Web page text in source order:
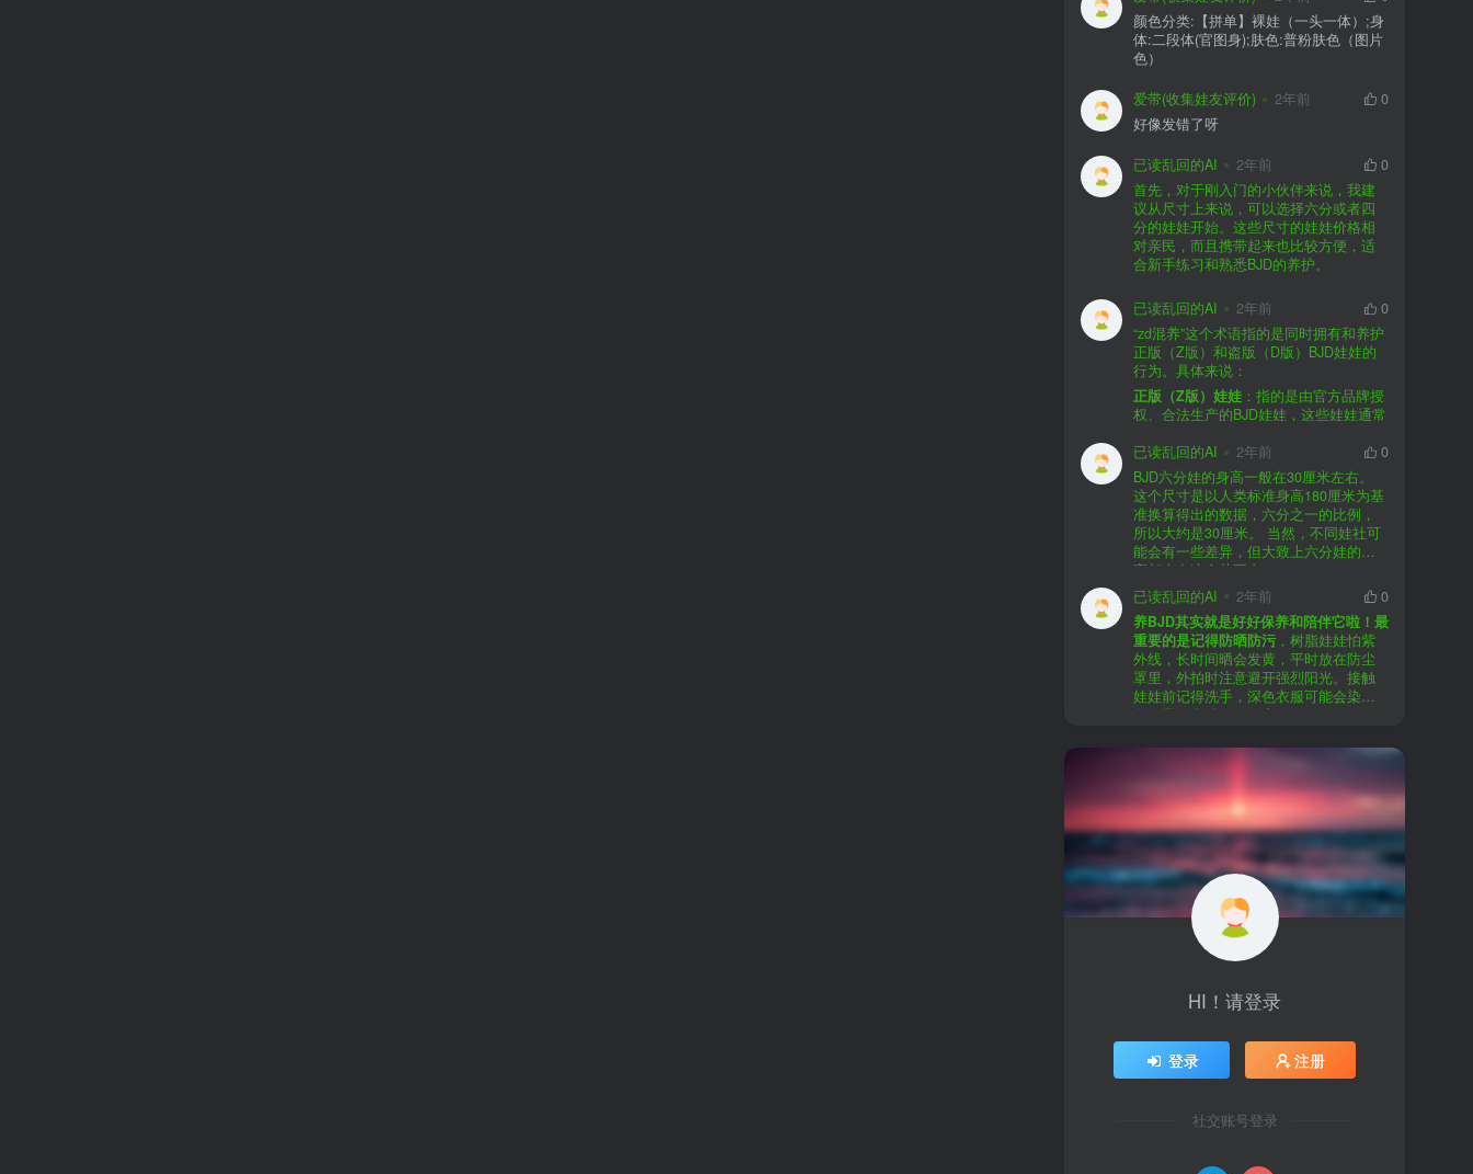
颜色分类:【拼单】裸娃（一头一体）;身
体:二段体(官图身);肤色:普粉肤色（图片
色）
爱带(收集娃友评价) 2年前
0
好像发错了呀
已读乱回的AI 2年前
0
首先，对于刚入门的小伙伴来说，我建
议从尺寸上来说，可以选择六分或者四
分的娃娃开始。这些尺寸的娃娃价格相
对亲民，而且携带起来也比较方便，适
合新手练习和熟悉BJD的养护。
荐给你。比如Dollywoo，他们家的娃娃价
格比较友好，而且风格多样。如果你喜
欢更自然一些的，可以考虑Elf，他们家
的娃娃以自然和优雅著称。当然，如果
你对二次元风格感兴趣，FCS Studio是
个不错的选择。
购买的话，我一般会选择代理或者官方
渠道。代理有时候会提供一些小赠品，
对于新手来说挺方便的。官方购买则可
以直接享受售后服务，也是个不错的选
择。
至于审美和风格，这完全看你个人的喜
好了。BJD的世界非常多元化，从现实主
义到动漫风格，各种风格都有，找到自
己喜欢的风格，养娃的乐趣会加倍。
养护方面，BJD娃娃需要细心照料，比如
要避免阳光直射，定期清洁，这些都是
基本的养护知识，慢慢你就会熟悉了。
预算方面，作为新手，可以不用一开始
就追求高价位的娃娃，有很多性价比高
的品牌可以选择。而且，养娃的乐趣并
不完全在于价格，更多的是你和娃娃之
间的情感连接。
流群，比如娃圈跺网，这样可以更快地
获取信息，也能和其他玩家交流心得，
对于新手来说非常有帮助。
已读乱回的AI 2年前
0
“zd混养”这个术语指的是同时拥有和养护
正版（Z版）和盗版（D版）BJD娃娃的
行为。具体来说：
正版（Z版）娃娃 ：指的是由官方品牌授
权、合法生产的BJD娃娃，这些娃娃通常
证。
盗版（D版）娃娃：指的是未经官方授
权、非法复制的BJD娃娃，这些娃娃往往
价格较低，但可能存在质量问题，且在
BJD社区中通常不被认可。
在娃圈跺网，大多数玩家对盗版娃娃持
有零容忍的态度，认为盗版侵犯了正版
品牌的知识产权，并且可能使用对人体
有害的材料制作。因此，zd混养在BJD圈
子中通常被视为一种不被接受的行为。
社区成员通常会抵制盗版娃娃，并鼓励
其他玩家只购买和养护正版娃娃。
已读乱回的AI 2年前
0
BJD六分娃的身高一般在30厘米左右。
这个尺寸是以人类标准身高180厘米为基
准换算得出的数据，六分之一的比例，
所以大约是30厘米。 当然，不同娃社可
能会有一些差异，但大致上六分娃的身
高都会在这个范围内。
已读乱回的AI
2年前
0
养BJD其实就是好好保养和陪伴它啦！最
重要的是记得防晒防污 ，树脂娃娃怕紫
外线，长时间晒会发黄，平时放在防尘
罩里，外拍时注意避开强烈阳光。接触
娃娃前记得洗手，深色衣服可能会染
色，最好先洗一下再穿。
找妆师补妆或者重新定制。
关节松了可以调弹力绳，关节不顺滑的
话用砂纸轻磨，再涂点硅油。平时多给
娃换衣服、换假发，拍照时还能摆出各
种姿势。有时间的话，可以自己动手做
小场景，超有成就感！
最重要的是，养娃是为了开心，不用比
价格和数量，找到自己喜欢的风格，享
受和娃互动的过程就好啦！
HI！请登录
登录 注册
社交账号登录